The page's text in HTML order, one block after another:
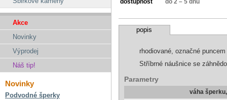
Akce
Novinky
Výprodej
Náš tip!
Novinky
Podvodné šperky
dostupnost do 2 – 5 dnů
popis
rhodiované, označné puncem
Stříbrné náušnice se
Parametry
váha